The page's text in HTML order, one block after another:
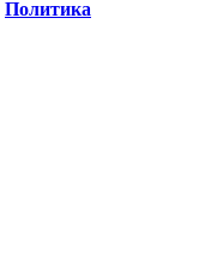
Политика